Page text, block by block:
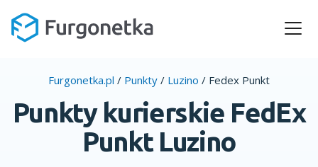
Furgonetka.pl / Punkty / Luzino / Fedex Punkt
Punkty kurierskie FedEx
Punkt Luzino